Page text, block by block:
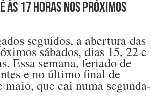
às 17 horas nos próximos
seguidos, a abertura das
sábados, dias 15, 22 e
Essa semana, feriado de
e no último final de
maio, que cai numa segunda-